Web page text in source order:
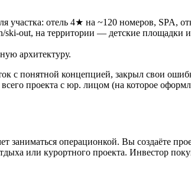
участка: отель 4★ на ~120 номеров, SPA,
ski‑out, на территории — детские
архитектуру.
с понятной концепцией, закрыл свои
проекта с юр. лицом (на которое
заниматься операционкой. Вы создаёте
или курортного проекта. Инвестор